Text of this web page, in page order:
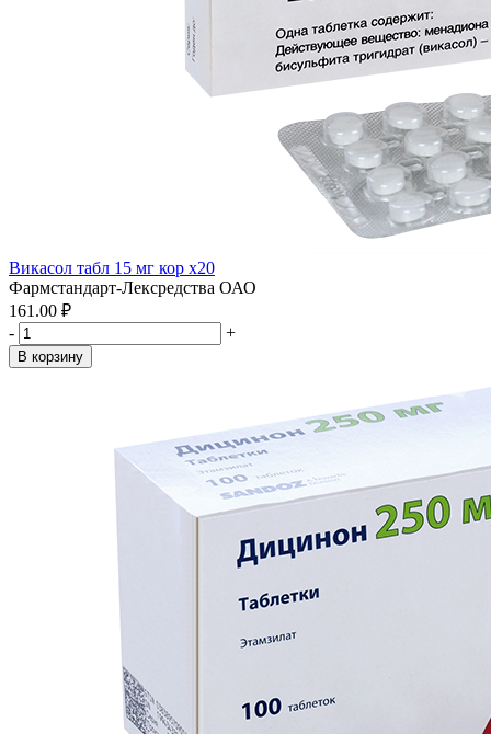
Викасол табл 15 мг кор x20
Фармстандарт-Лексредства ОАО
161.00 ₽
-
+
В корзину